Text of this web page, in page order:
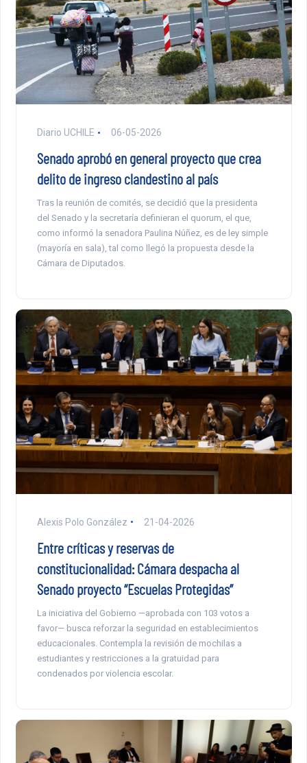
Diario UCHILE 06-05-2026
Senado aprobó en general proyecto que crea
delito de ingreso clandestino al país
Tras la reunión de comités, se decidió que la presidenta
del Senado y la secretaría definieran el quorum, el que,
como informó la senadora Paulina Núñez, es de ley simple
(mayoría en sala), tal como llegó la propuesta desde la
Cámara de Diputados.
Alexis Polo González 21-04-2026
Entre críticas y reservas de
constitucionalidad: Cámara despacha al
Senado proyecto “Escuelas Protegidas”
La iniciativa del Gobierno —aprobada con 103 votos a
favor— busca reforzar la seguridad en establecimientos
educacionales. Contempla la revisión de mochilas a
estudiantes y restricciones a la gratuidad para
condenados por violencia escolar.